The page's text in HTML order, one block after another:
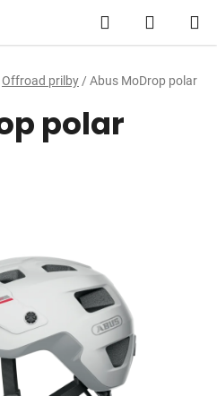
Hľadať
KOŠÍK
Offroad prilby / Abus MoDrop polar
polar